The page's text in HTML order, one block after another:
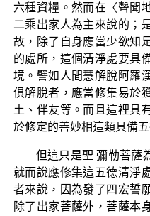
六種資糧。然而在〈聲聞
二乘出家人為主來說的；
故，除了自身應當少欲知
的處所，這個清淨處要具
境。譬如人間慧解脫阿羅
俱解脫者，應當修集易於
土、伴友等。而且這裡具
於修定的善妙相這類具備
但這只是聖 彌勒菩薩
就而說應修集這五德清淨
者來說，因為發了四宏誓
除了出家菩薩外，菩薩本